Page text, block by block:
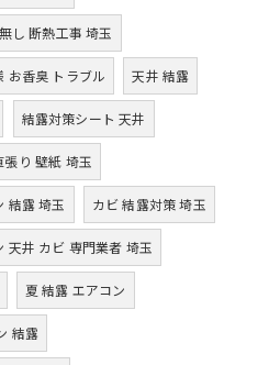
し 断熱工事 埼玉
お香臭 トラブル 天井 結露
結露対策シート 天井
り 壁紙 埼玉
結露 埼玉 カビ 結露対策 埼玉
天井 カビ 専門業者 埼玉
夏 結露 エアコン
結露